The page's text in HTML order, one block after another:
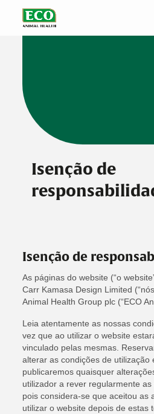
Página inicial
Sustentabilidade
Notícias
Isenção de
Isenção de
As páginas do website (“o
Carr Kamasa Design Limited
Animal Health Group plc (“ECO
Leia atentamente as nossas
vez que ao utilizar o website
vinculado pelas mesmas.
alterar as condições de utilização
publicaremos quaisquer
utilizador a rever regularmente
pois considera-se que aceitou as
utilizar o website depois de estas